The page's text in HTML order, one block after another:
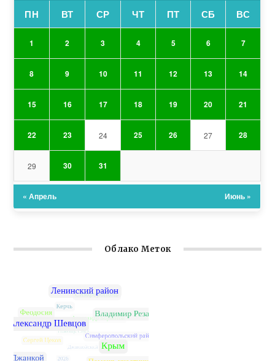
ПН ВТ СР ЧТ ПТ СБ ВС
1 2 3 4 5 6 7
8 9 10 11 12 13 14
15 16 17 18 19 20 21
22 23 24 25 26 27 28
29 30 31
« Апрель Июнь »
Облако Меток